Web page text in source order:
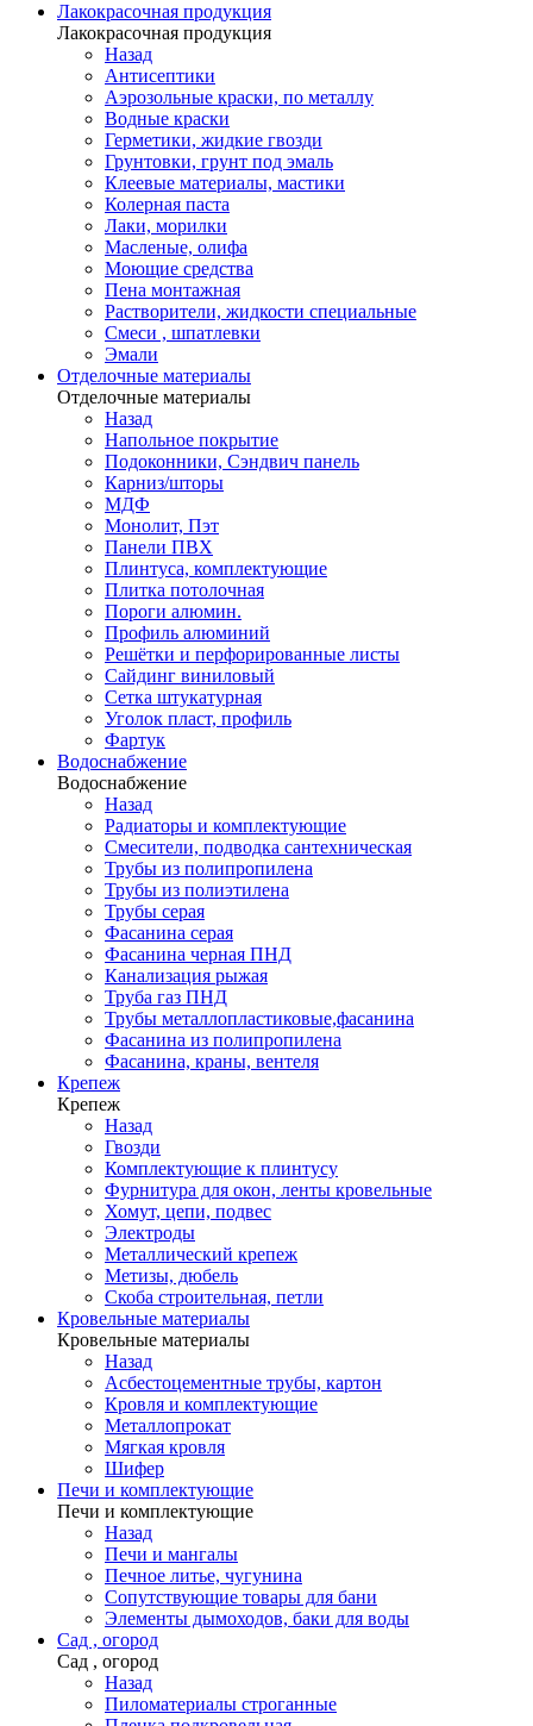
Лакокрасочная продукция
Лакокрасочная продукция
Назад
Антисептики
Аэрозольные краски, по металлу
Водные краски
Герметики, жидкие гвозди
Грунтовки, грунт под эмаль
Клеевые материалы, мастики
Колерная паста
Лаки, морилки
Масленые, олифа
Моющие средства
Пена монтажная
Растворители, жидкости специальные
Смеси , шпатлевки
Эмали
Отделочные материалы
Отделочные материалы
Назад
Напольное покрытие
Подоконники, Сэндвич панель
Карниз/шторы
МДФ
Монолит, Пэт
Панели ПВХ
Плинтуса, комплектующие
Плитка потолочная
Пороги алюмин.
Профиль алюминий
Решётки и перфорированные листы
Сайдинг виниловый
Сетка штукатурная
Уголок пласт, профиль
Фартук
Водоснабжение
Водоснабжение
Назад
Радиаторы и комплектующие
Смесители, подводка сантехническая
Трубы из полипропилена
Трубы из полиэтилена
Трубы серая
Фасанина серая
Фасанина черная ПНД
Канализация рыжая
Труба газ ПНД
Трубы металлопластиковые,фасанина
Фасанина из полипропилена
Фасанина, краны, вентеля
Крепеж
Крепеж
Назад
Гвозди
Комплектующие к плинтусу
Фурнитура для окон, ленты кровельные
Хомут, цепи, подвес
Электроды
Металлический крепеж
Метизы, дюбель
Скоба строительная, петли
Кровельные материалы
Кровельные материалы
Назад
Асбестоцементные трубы, картон
Кровля и комплектующие
Металлопрокат
Мягкая кровля
Шифер
Печи и комплектующие
Печи и комплектующие
Назад
Печи и мангалы
Печное литье, чугунина
Сопутствующие товары для бани
Элементы дымоходов, баки для воды
Сад , огород
Сад , огород
Назад
Пиломатериалы строганные